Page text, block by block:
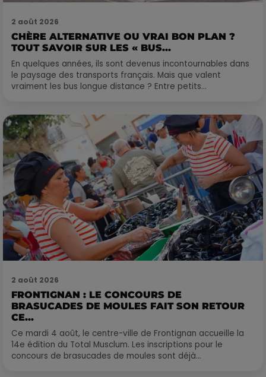
2 août 2026
CHÈRE ALTERNATIVE OU VRAI BON PLAN ?
TOUT SAVOIR SUR LES « BUS...
En quelques années, ils sont devenus incontournables dans
le paysage des transports français. Mais que valent
vraiment les bus longue distance ? Entre petits...
2 août 2026
FRONTIGNAN : LE CONCOURS DE
BRASUCADES DE MOULES FAIT SON RETOUR
CE...
Ce mardi 4 août, le centre-ville de Frontignan accueille la
14e édition du Total Musclum. Les inscriptions pour le
concours de brasucades de moules sont déjà...